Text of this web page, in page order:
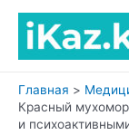
содержимому
Главная
Красный
и